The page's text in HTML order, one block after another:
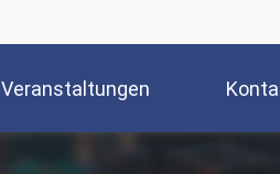
Veranstaltungen